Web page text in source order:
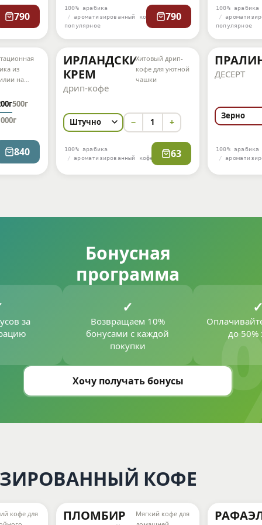
790
100% арабика
ароматизированный кофе
популярное
790
100% арабика
популярное
из
на
500г
840
ИРЛАНДСКИЙ
КРЕМ
дрип-кофе
Хитовый дрип-
кофе для уютной
чашки
− 1 +
100% арабика
ароматизированный кофе
63
ДЕСЕРТ
100% арабика
Бонусная
программа
за
Возвращаем 10%
бонусами с каждой
покупки
до 50%
Хочу получать бонусы
КОФЕ
кофе для
ПЛОМБИР
Мягкий кофе для